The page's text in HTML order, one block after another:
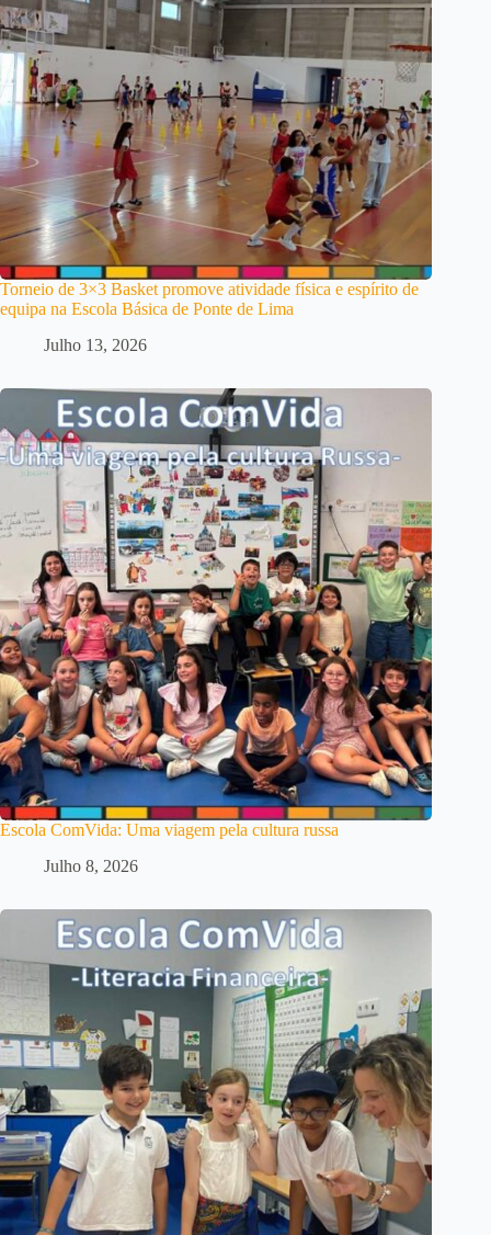
Torneio de 3×3 Basket promove atividade física e espírito de
equipa na Escola Básica de Ponte de Lima
Julho 13, 2026
Escola ComVida: Uma viagem pela cultura russa
Julho 8, 2026